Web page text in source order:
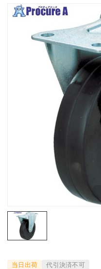
当日出荷 代引決済不可